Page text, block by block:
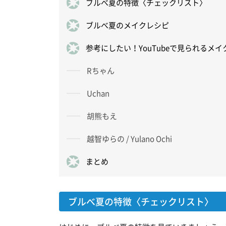
ブルべ夏の特徴〈チェックリスト〉
ブルべ夏のメイクレシピ
参考にしたい！YouTubeで見られるメイ
Rちゃん
Uchan
胡熊もえ
越智ゆらの / Yulano Ochi
まとめ
ブルべ夏の特徴〈チェックリスト〉